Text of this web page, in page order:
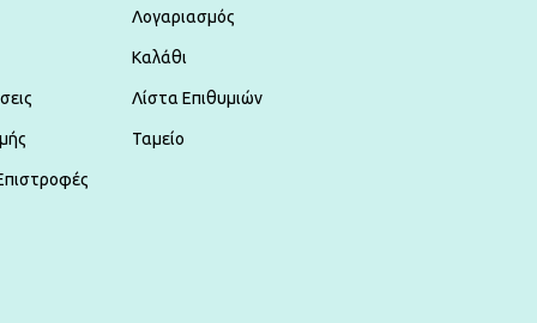
Λογαριασμός
Καλάθι
Λίστα Επιθυμιών
Ταμείο